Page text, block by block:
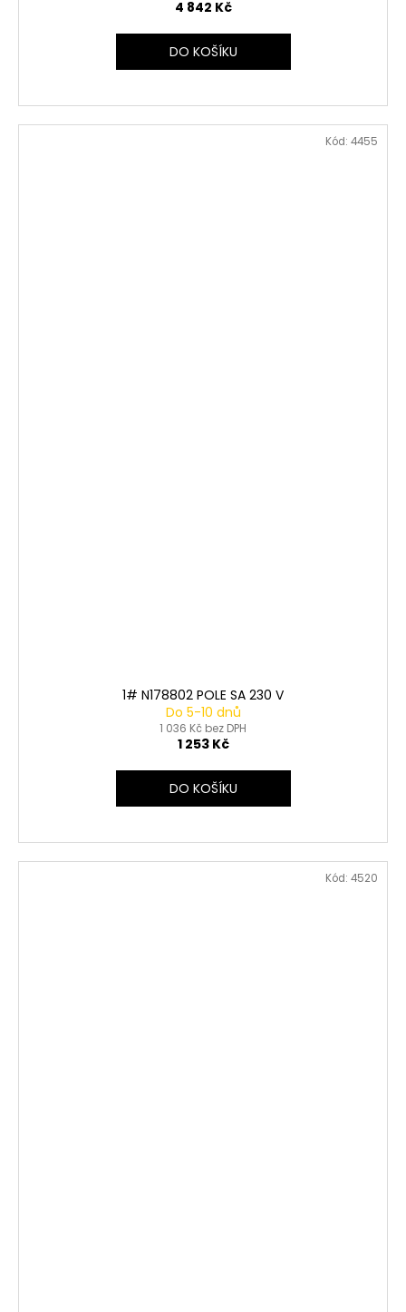
4 842 Kč
DO KOŠÍKU
1# N178802 POLE SA 230 V
Do 5-10 dnů
1 036 Kč bez DPH
1 253 Kč
DO KOŠÍKU
Kód: 4455
Kód: 4520